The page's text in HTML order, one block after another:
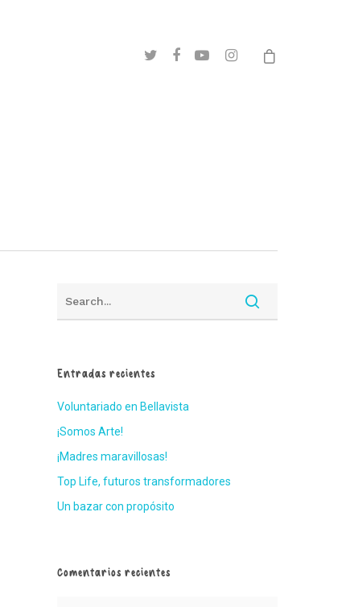
Entradas recientes
Voluntariado en Bellavista
¡Somos Arte!
¡Madres maravillosas!
Top Life, futuros transformadores
Un bazar con propósito
Comentarios recientes